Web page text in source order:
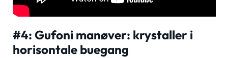
#4: Gufoni manøver: krystaller i
horisontale buegang